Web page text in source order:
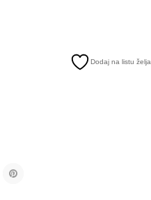
Dodaj na listu želja